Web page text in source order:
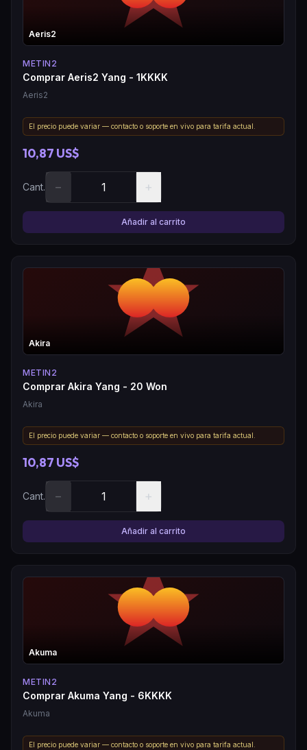
Aeris2
METIN2
Comprar Aeris2 Yang - 1KKKK
Aeris2
El precio puede variar — contacto o soporte en vivo para tarifa actual.
10,87 US$
Cant. − +
Añadir al carrito
Akira
METIN2
Comprar Akira Yang - 20 Won
Akira
El precio puede variar — contacto o soporte en vivo para tarifa actual.
10,87 US$
Cant. − +
Añadir al carrito
Akuma
METIN2
Comprar Akuma Yang - 6KKKK
Akuma
El precio puede variar — contacto o soporte en vivo para tarifa actual.